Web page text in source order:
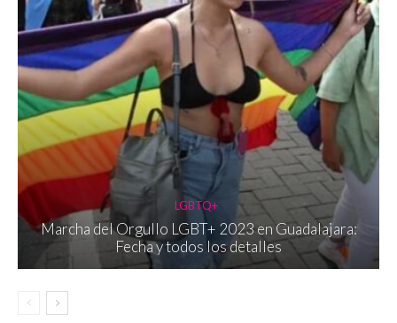
LGBTQ+
Marcha del Orgullo LGBT+ 2023 en Guadalajara:
Fecha y todos los detalles